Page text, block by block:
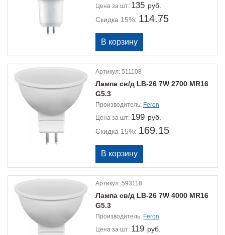
Цена за шт: 135 руб.
Скидка 15%: 114.75
Артикул:511108
Лампа св/д LB-26 7W 2700 MR16
G5.3
Производитель: Feron
Цена за шт: 199 руб.
Скидка 15%: 169.15
Артикул:593118
Лампа св/д LB-26 7W 4000 MR16
G5.3
Производитель: Feron
Цена за шт: 119 руб.